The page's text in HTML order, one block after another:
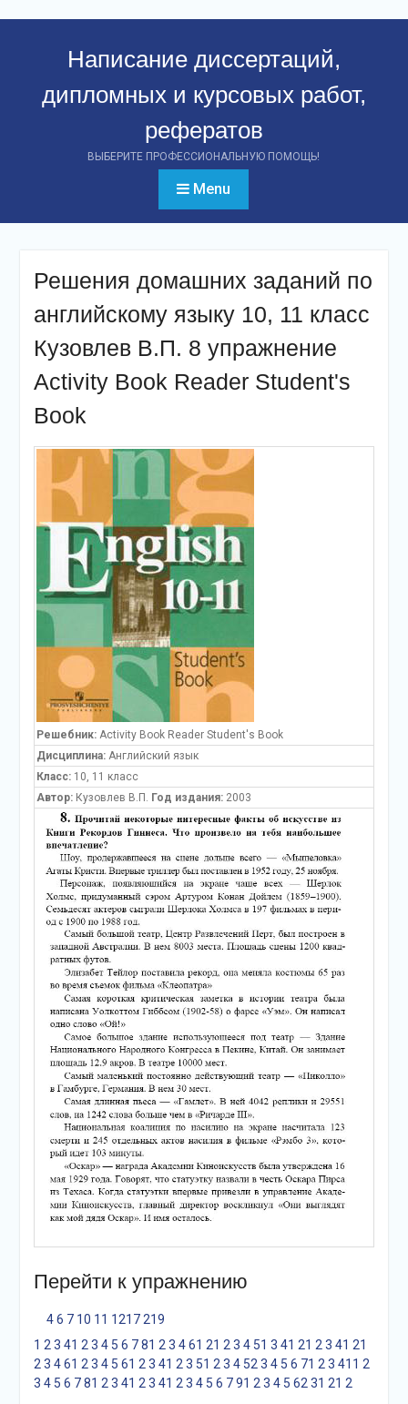
Написание диссертаций,
дипломных и курсовых работ,
рефератов
ВЫБЕРИТЕ ПРОФЕССИОНАЛЬНУЮ ПОМОЩЬ!
Menu
Решения домашних заданий по
английскому языку 10, 11 класс
Кузовлев В.П. 8 упражнение
Activity Book Reader Student's
Book
Решебник:Activity Book Reader Student's Book
Дисциплина:Английский язык
Класс:10, 11 класс
Автор:Кузовлев В.П. Год издания:2003
Перейти к упражнению
4 6 7 10 11 1217 219
1 2 3 41 2 3 4 5 6 7 81 2 3 4 61 21 2 3 4 51 3 41 21 2 3 41 21
2 3 4 61 2 3 4 5 61 2 3 41 2 3 51 2 3 4 52 3 4 5 6 71 2 3 41 1 2
3 4 5 6 7 81 2 3 41 2 3 41 2 3 4 5 6 7 91 2 3 4 5 62 31 21 2